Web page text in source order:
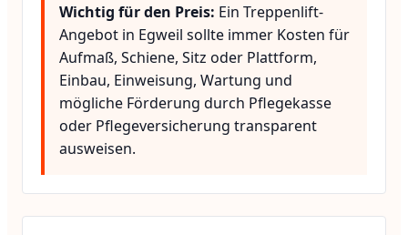
Wichtig für den Preis: Ein Treppenlift-
Angebot in Egweil sollte immer Kosten für
Aufmaß, Schiene, Sitz oder Plattform,
Einbau, Einweisung, Wartung und
mögliche Förderung durch Pflegekasse
oder Pflegeversicherung transparent
ausweisen.